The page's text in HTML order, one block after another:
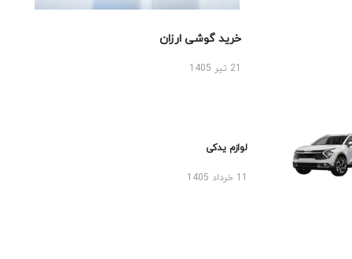
خرید گوشی ارزان
لوازم یدکی